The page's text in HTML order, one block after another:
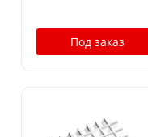
Под заказ